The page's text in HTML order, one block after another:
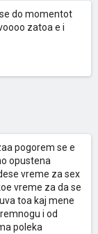
do momentot
zatoa e i
pogorem se e
opustena
vreme za sex
vreme za da se
toa kaj mene
i od
poleka